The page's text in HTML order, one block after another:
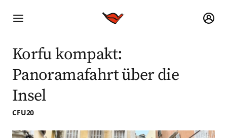
Korfu kompakt:
Panoramafahrt über die
Insel
CFU20